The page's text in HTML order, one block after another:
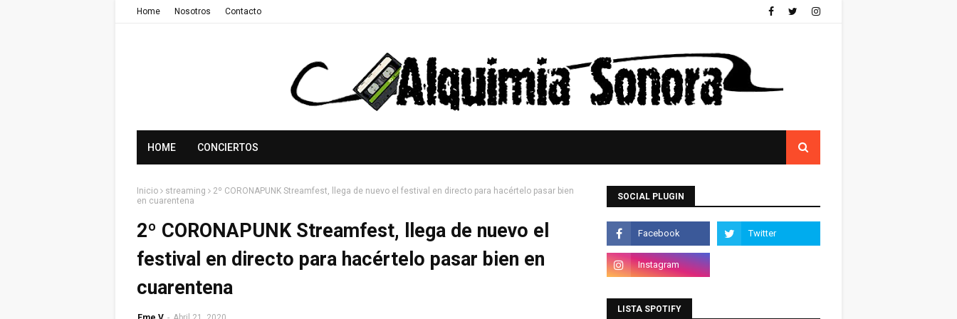
Home Nosotros Contacto
HOME CONCIERTOS
Inicio streaming
2º CORONAPUNK Streamfest, llega de nuevo el festival en directo para hacértelo pasar bien
en cuarentena
2º CORONAPUNK Streamfest, llega de nuevo el
festival en directo para hacértelo pasar bien en
cuarentena
SOCIAL PLUGIN
LISTA SPOTIFY